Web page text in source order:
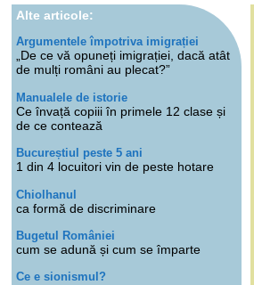
Alte articole:
Argumentele împotriva imigrației
„De ce vă opuneți imigrației, dacă atât
de mulți români au plecat?”
Manualele de istorie
Ce învață copiii în primele 12 clase și
de ce contează
Bucureștiul peste 5 ani
1 din 4 locuitori vin de peste hotare
Chiolhanul
ca formă de discriminare
Bugetul României
cum se adună și cum se împarte
Ce e sionismul?